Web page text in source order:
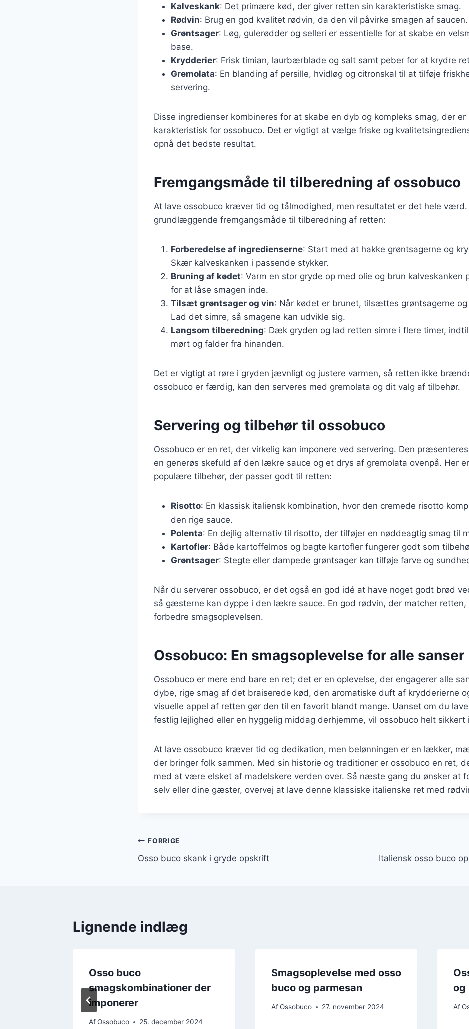
Kalveskank: Det primære kød, der giver retten sin karakteristiske smag.
Rødvin: Brug en god kvalitet rødvin, da den vil påvirke smagen af saucen.
Grøntsager: Løg, gulerødder og selleri er essentielle for at skabe en
base.
Krydderier: Frisk timian, laurbærblade og salt samt peber for at krydre
Gremolata: En blanding af persille, hvidløg og citronskal til at tilføje
servering.
Disse ingredienser kombineres for at skabe en dyb og kompleks smag, der er
karakteristisk for ossobuco. Det er vigtigt at vælge friske og
opnå det bedste resultat.
Fremgangsmåde til tilberedning af ossobuco
At lave ossobuco kræver tid og tålmodighed, men resultatet er det hele værd.
grundlæggende fremgangsmåde til tilberedning af retten:
Forberedelse af ingredienserne: Start med at hakke grøntsagerne og
Skær kalveskanken i passende stykker.
Bruning af kødet: Varm en stor gryde op med olie og brun kalveskanken
for at låse smagen inde.
Tilsæt grøntsager og vin: Når kødet er brunet, tilsættes grøntsagerne og
Lad det simre, så smagene kan udvikle sig.
Langsom tilberedning: Dæk gryden og lad retten simre i flere timer,
mørt og falder fra hinanden.
Det er vigtigt at røre i gryden jævnligt og justere varmen, så retten ikke
ossobuco er færdig, kan den serveres med gremolata og dit valg af tilbehør.
Servering og tilbehør til ossobuco
Ossobuco er en ret, der virkelig kan imponere ved servering. Den
en generøs skefuld af den lækre sauce og et drys af gremolata ovenpå. Her
populære tilbehør, der passer godt til retten:
Risotto: En klassisk italiensk kombination, hvor den cremede risotto
den rige sauce.
Polenta: En dejlig alternativ til risotto, der tilføjer en nøddeagtig smag til
Kartofler: Både kartoffelmos og bagte kartofler fungerer godt som
Grøntsager: Stegte eller dampede grøntsager kan tilføje farve og
Når du serverer ossobuco, er det også en god idé at have noget godt brød
så gæsterne kan dyppe i den lækre sauce. En god rødvin, der matcher retten,
forbedre smagsoplevelsen.
Ossobuco: En smagsoplevelse for alle sanser
Ossobuco er mere end bare en ret; det er en oplevelse, der engagerer alle
dybe, rige smag af det braiserede kød, den aromatiske duft af krydderierne
visuelle appel af retten gør den til en favorit blandt mange. Uanset om du
festlig lejlighed eller en hyggelig middag derhjemme, vil ossobuco helt sikkert
At lave ossobuco kræver tid og dedikation, men belønningen er en lækker,
der bringer folk sammen. Med sin historie og traditioner er ossobuco en ret,
med at være elsket af madelskere verden over. Så næste gang du ønsker at
selv eller dine gæster, overvej at lave denne klassiske italienske ret med
Indlægsnavigation
FORRIGE
Osso buco skank i gryde opskrift Italiensk osso buco
Lignende indlæg
Osso buco
smagskombinationer der
imponerer
AfOssobuco 25. december 2024
Smagsoplevelse med osso
buco og parmesan
Af Ossobuco 27. november 2024
og
Af